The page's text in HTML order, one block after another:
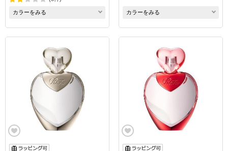
カラーをみる カラーをみる